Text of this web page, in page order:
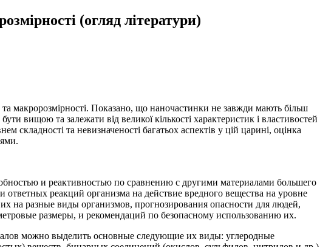
(огляд літератури)
та макророзмірності. Показано, що наночастинки не завжди мають більш
вищою та залежати від великої кількості характеристик і властивостей
складності та невизначеності багатьох аспектів у цій царині, оцінка
и реактивностью по сравнению с другими материалами большего
реакций организма на действие вредного вещества на уровне
на разные виды организмов, прогнозирования опасности для людей,
размеры, и рекомендаций по безопасному использованию их.
можно выделить основные следующие их виды: углеродные